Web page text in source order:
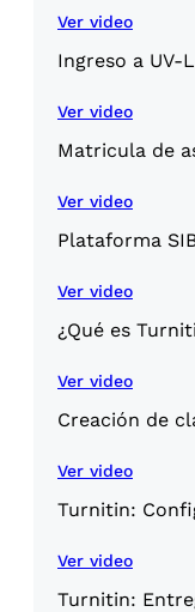
Ver video
Ingreso a UV-
Ver video
Matricula de
Ver video
Plataforma
Ver video
¿Qué es
Ver video
Creación de
Ver video
Turnitin:
Ver video
Turnitin: